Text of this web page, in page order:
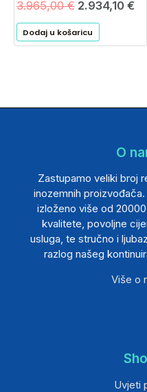
3.965,00€ 2.934,10 €
Dodaj u košaricu
O
Zastupamo veliki broj
inozemnih
izloženo više od
kvalitete, povoljne
usluga, te stručno i
razlog našeg
Više o
Uvjeti